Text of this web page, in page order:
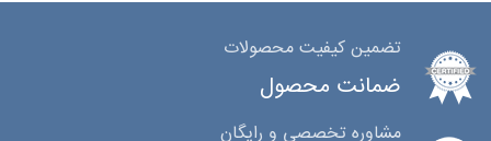
تضمین کیفیت محصولات
ضمانت محصول
مشاوره تخصصی و رایگان